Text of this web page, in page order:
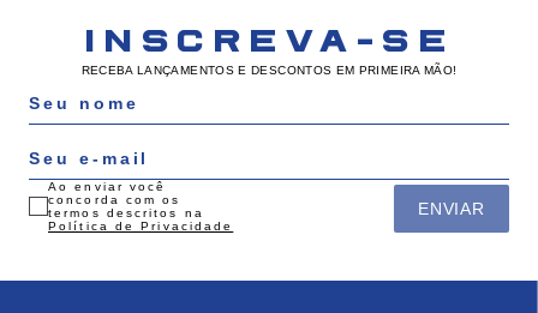
INSCREVA-SE
RECEBA LANÇAMENTOS E DESCONTOS EM PRIMEIRA MÃO!
ENVIAR
Ao enviar você
concorda com os
termos descritos na
Política de Privacidade